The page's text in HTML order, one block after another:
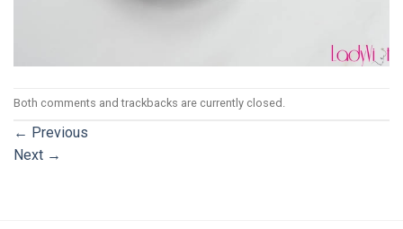
Both comments and trackbacks are currently closed.
← Previous
Next →